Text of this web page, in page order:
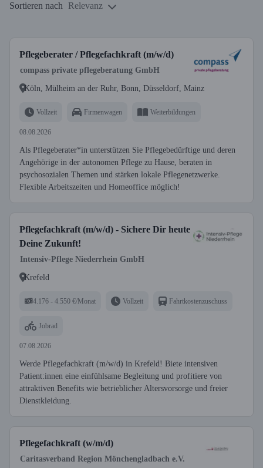
Sortieren nach Relevanz
Pflegeberater / Pflegefachkraft (m/w/d)
compass private pflegeberatung GmbH
Köln, Mülheim an der Ruhr, Bonn, Düsseldorf, Mainz
Vollzeit Firmenwagen Weiterbildungen
08.08.2026
Als Pflegeberater*in unterstützen Sie Pflegebedürftige und deren
Angehörige in der autonomen Pflege zu Hause, beraten in
psychosozialen Themen und stärken lokale Pflegenetzwerke.
Flexible Arbeitszeiten und Homeoffice möglich!
Pflegefachkraft (m/w/d) - Sichere Dir heute
Deine Zukunft!
Intensiv-Pflege Niederrhein GmbH
Krefeld
4.176 - 4.550 €/Monat Vollzeit Fahrtkostenzuschuss
Jobrad
07.08.2026
Werde Pflegefachkraft (m/w/d) in Krefeld! Biete intensiven
Patient:innen eine einfühlsame Begleitung und profitiere von
attraktiven Benefits wie betrieblicher Altersvorsorge und freier
Dienstkleidung.
Pflegefachkraft (w/m/d)
Caritasverband Region Mönchengladbach e.V.